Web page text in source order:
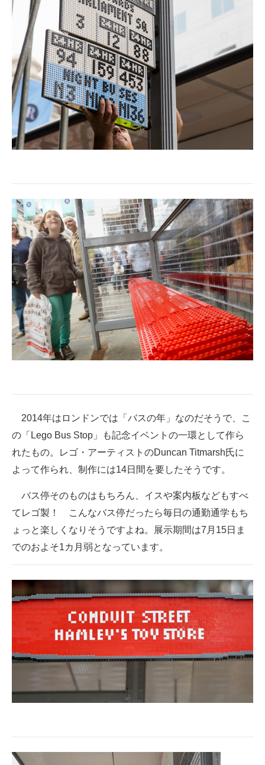
エネルギーの専門メディア
建設×テクノロジーの最前線
ちょっと気になるネットの話題
2014年はロンドンでは「バスの年」なのだそうで、こ
の「Lego Bus Stop」も記念イベントの一環として作ら
れたもの。レゴ・アーティストのDuncan Titmarsh氏に
よって作られ、制作には14日間を要したそうです。
バス停そのものはもちろん、イスや案内板などもすべ
てレゴ製！ こんなバス停だったら毎日の通勤通学もち
ょっと楽しくなりそうですよね。展示期間は7月15日ま
でのおよそ1カ月弱となっています。